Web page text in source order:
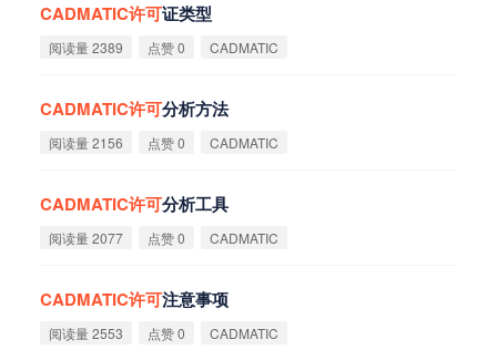
CADMATIC许可证类型
阅读量 2389 点赞 0 CADMATIC
CADMATIC许可分析方法
阅读量 2156 点赞 0 CADMATIC
CADMATIC许可分析工具
阅读量 2077 点赞 0 CADMATIC
CADMATIC许可注意事项
阅读量 2553 点赞 0 CADMATIC